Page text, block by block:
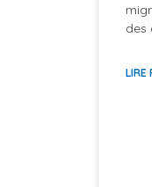
des
LIRE